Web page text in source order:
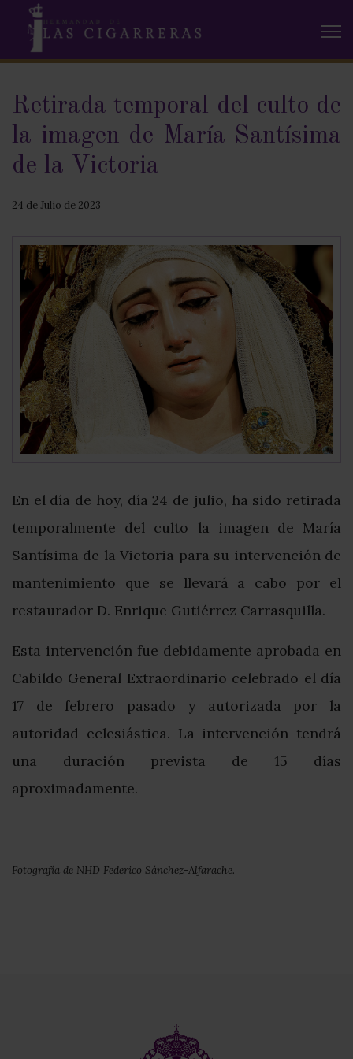
Retirada temporal del culto de
la imagen de María Santísima
de la Victoria
24 de Julio de 2023
En el día de hoy, día 24 de julio, ha sido retirada
temporalmente del culto la imagen de María
Santísima de la Victoria para su intervención de
mantenimiento que se llevará a cabo por el
restaurador D. Enrique Gutiérrez Carrasquilla.
Esta intervención fue debidamente aprobada en
Cabildo General Extraordinario celebrado el día
17 de febrero pasado y autorizada por la
autoridad eclesiástica. La intervención tendrá
una duración prevista de 15 días
aproximadamente.
Fotografía de NHD Federico Sánchez-Alfarache.